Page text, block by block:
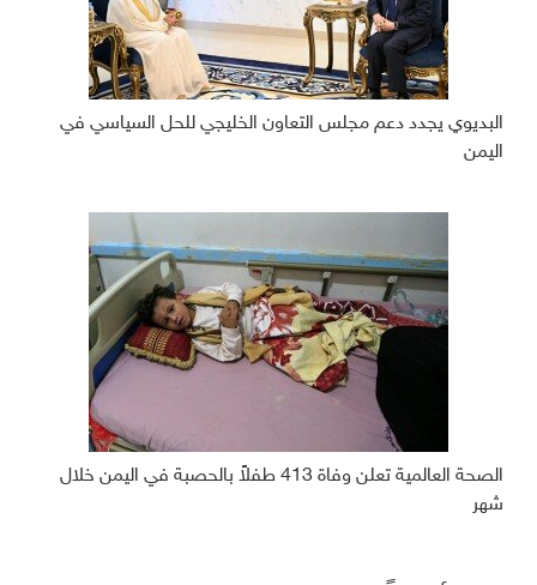
البديوي يجدد دعم مجلس التعاون الخليجي للحل السياسي في
اليمن
الصحة العالمية تعلن وفاة 413 طفلاً بالحصبة في اليمن خلال
شهر